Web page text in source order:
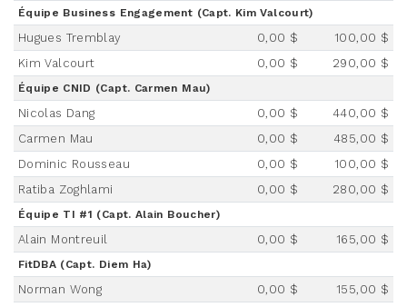
Équipe Business Engagement (Capt. Kim Valcourt)
Hugues Tremblay 0,00 $
100,00 $
Kim Valcourt
0,00 $ 290,00 $
Équipe CNID (Capt. Carmen Mau)
Nicolas Dang 0,00 $
440,00 $
Carmen Mau
0,00 $
485,00 $
Dominic Rousseau
0,00 $
100,00 $
Ratiba Zoghlami
0,00 $ 280,00 $
Équipe TI #1 (Capt. Alain Boucher)
Alain Montreuil 0,00 $ 165,00 $
FitDBA (Capt. Diem Ha)
Norman Wong 0,00 $
155,00 $